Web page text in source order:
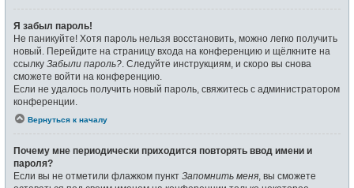
Я забыл пароль!
Не паникуйте! Хотя пароль нельзя восстановить, можно легко получить
новый. Перейдите на страницу входа на конференцию и щёлкните на
ссылку Забыли пароль? . Следуйте инструкциям, и скоро вы снова
сможете войти на конференцию.
Если не удалось получить новый пароль, свяжитесь с администратором
конференции.
Вернуться к началу
Почему мне периодически приходится повторять ввод имени и
пароля?
Если вы не отметили флажком пункт Запомнить меня , вы сможете